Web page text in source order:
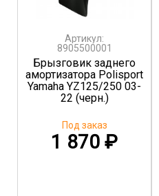
Артикул:
8905500001
Брызговик заднего
амортизатора Polisport
Yamaha YZ125/250 03-
22 (черн.)
1 870 ₽
Под заказ